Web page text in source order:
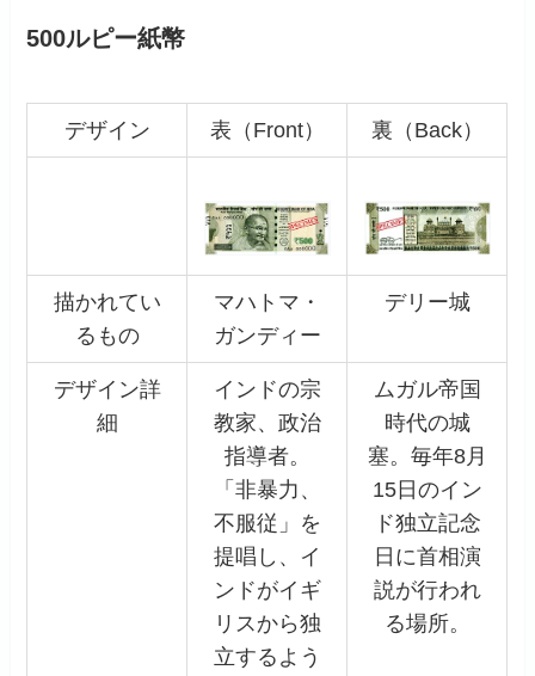
500ルピー紙幣
デザイン 表（Front） 裏（Back）
描かれてい
るもの
マハトマ・
ガンディー
デリー城
デザイン詳
細
インドの宗
教家、政治
指導者。
「非暴力、
不服従」を
提唱し、イ
ンドがイギ
リスから独
立するよう
ムガル帝国
時代の城
塞。毎年8月
15日のイン
ド独立記念
日に首相演
説が行われ
る場所。